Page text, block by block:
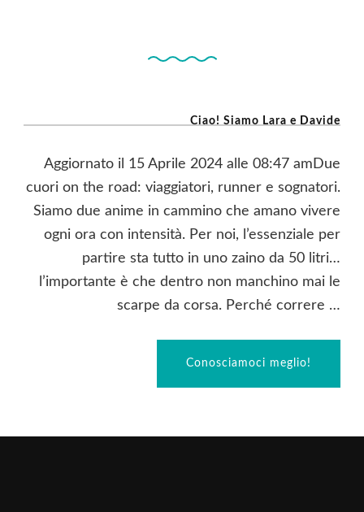
Ciao! Siamo Lara e Davide
Aggiornato il 15 Aprile 2024 alle 08:47 amDue
cuori on the road: viaggiatori, runner e sognatori.
Siamo due anime in cammino che amano vivere
ogni ora con intensità. Per noi, l’essenziale per
partire sta tutto in uno zaino da 50 litri…
l’importante è che dentro non manchino mai le
scarpe da corsa. Perché correre …
Conosciamoci meglio!